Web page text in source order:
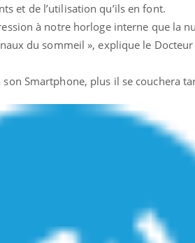
et de l’utilisation qu’ils en font.
à notre horloge interne que la
du sommeil », explique le
Smartphone, plus il se couchera